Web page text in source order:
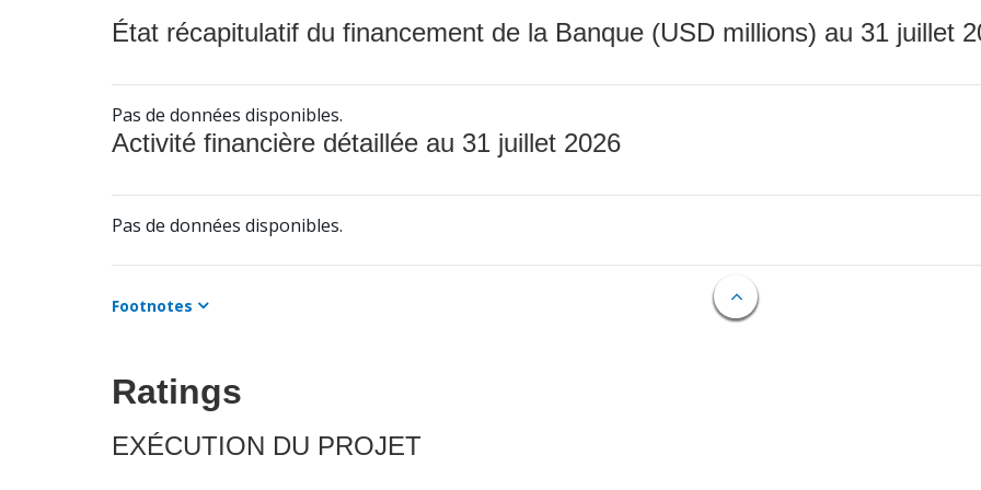
État récapitulatif du financement de la Banque (USD millions) au 31 juillet
Pas de données disponibles.
Activité financière détaillée au 31 juillet 2026
Pas de données disponibles.
Footnotes
Ratings
EXÉCUTION DU PROJET